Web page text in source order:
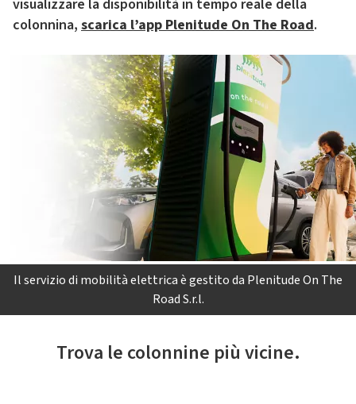
visualizzare la disponibilità in tempo reale della
colonnina, scarica l’app Plenitude On The Road.
Il servizio di mobilità elettrica è gestito da Plenitude On The
Road S.r.l.
Trova le colonnine più vicine.